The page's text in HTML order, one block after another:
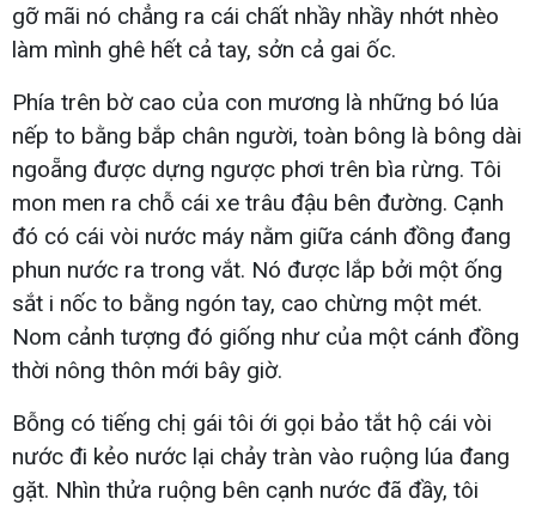
gỡ mãi nó chẳng ra cái chất nhầy nhầy nhớt nhèo
làm mình ghê hết cả tay, sởn cả gai ốc.
Phía trên bờ cao của con mương là những bó lúa
nếp to bằng bắp chân người, toàn bông là bông dài
ngoẵng được dựng ngược phơi trên bìa rừng. Tôi
mon men ra chỗ cái xe trâu đậu bên đường. Cạnh
đó có cái vòi nước máy nằm giữa cánh đồng đang
phun nước ra trong vắt. Nó được lắp bởi một ống
sắt i nốc to bằng ngón tay, cao chừng một mét.
Nom cảnh tượng đó giống như của một cánh đồng
thời nông thôn mới bây giờ.
Bỗng có tiếng chị gái tôi ới gọi bảo tắt hộ cái vòi
nước đi kẻo nước lại chảy tràn vào ruộng lúa đang
gặt. Nhìn thửa ruộng bên cạnh nước đã đầy, tôi